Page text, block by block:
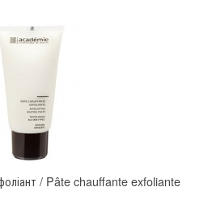
/ Pâte chauffante exfoliante